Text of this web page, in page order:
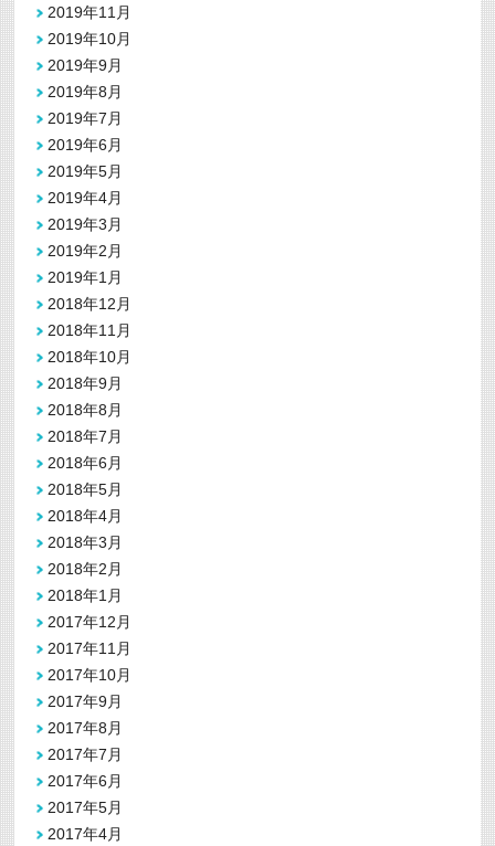
2019年11月
2019年10月
2019年9月
2019年8月
2019年7月
2019年6月
2019年5月
2019年4月
2019年3月
2019年2月
2019年1月
2018年12月
2018年11月
2018年10月
2018年9月
2018年8月
2018年7月
2018年6月
2018年5月
2018年4月
2018年3月
2018年2月
2018年1月
2017年12月
2017年11月
2017年10月
2017年9月
2017年8月
2017年7月
2017年6月
2017年5月
2017年4月